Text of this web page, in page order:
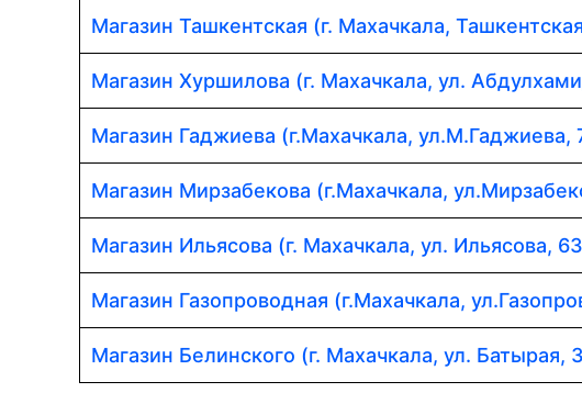
Магазин Ташкентская (г. Махачкала,
Магазин Хуршилова (г. Махачкала, ул.
Магазин Гаджиева (г.Махачкала, ул.М.Гаджиева,
Магазин Мирзабекова (г.Махачкала,
Магазин Ильясова (г. Махачкала, ул. Ильясова,
Магазин Газопроводная (г.Махачкала,
Магазин Белинского (г. Махачкала, ул. Батырая,